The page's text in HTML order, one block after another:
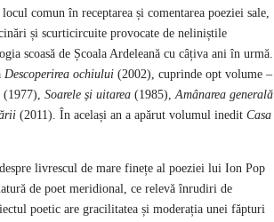
comun în receptarea și comentarea poeziei sale,
și scurticircuite provocate de neliniștile
scoasă de Școala Ardeleană cu câțiva ani în urmă.
Descoperirea ochiului (2002), cuprinde opt volume –
(1977), Soarele și uitarea (1985),Amânarea generală
(2011). În același an a apărut volumul inedit Casa
livrescul de mare finețe al poeziei lui Ion Pop
de poet meridional, ce relevă înrudiri de
poetic are gracilitatea și moderația unei făpturi